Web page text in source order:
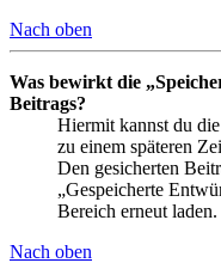
Nach oben
Was bewirkt die
Beitrags?
Hiermit kannst du
zu einem späteren
Den gesicherten
„Gespeicherte
Bereich erneut laden.
Nach oben